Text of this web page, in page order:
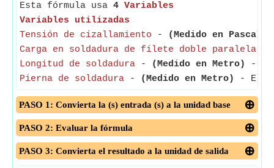
Esta fórmula usa 4 Variables
Variables utilizadas
Tensión de cizallamiento - (Medido en Pascal)
Carga en soldadura de filete doble paralela
Longitud de soldadura - (Medido en Metro)
-
Pierna de soldadura - (Medido en Metro) - El
PASO 1: Convierta la (s) entrada (s) a la unidad base
PASO 2: Evaluar la fórmula
PASO 3: Convierta el resultado a la unidad de salida